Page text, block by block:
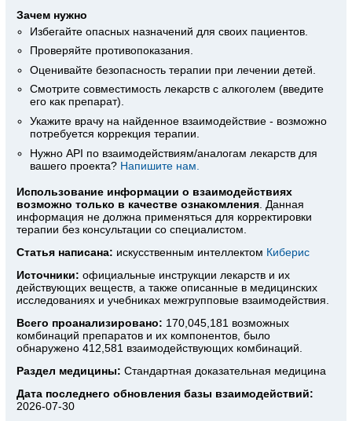
Зачем нужно
Избегайте опасных назначений для своих пациентов.
Проверяйте противопоказания.
Оценивайте безопасность терапии при лечении детей.
Смотрите совместимость лекарств с алкоголем (введите
его как препарат).
Укажите врачу на найденное взаимодействие - возможно
потребуется коррекция терапии.
Нужно API по взаимодействиям/аналогам лекарств для
вашего проекта? Напишите нам.
Использование информации о взаимодействиях
возможно только в качестве ознакомления . Данная
информация не должна применяться для корректировки
терапии без консультации со специалистом.
Статья написана: искусственным интеллектом Киберис
Источники: официальные инструкции лекарств и их
действующих веществ, а также описанные в медицинских
исследованиях и учебниках межгрупповые взаимодействия.
Всего проанализировано: 170,045,181 возможных
комбинаций препаратов и их компонентов, было
обнаружено 412,581 взаимодействующих комбинаций.
Раздел медицины: Стандартная доказательная медицина
Дата последнего обновления базы взаимодействий:
2026-07-30